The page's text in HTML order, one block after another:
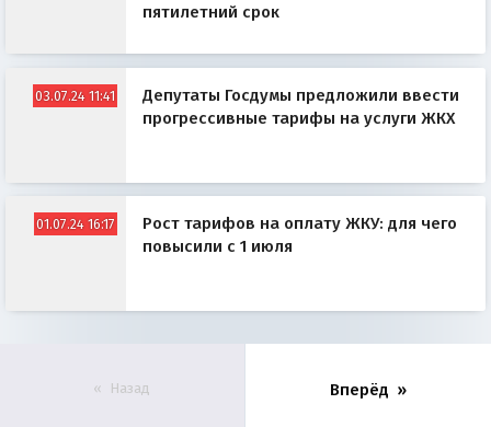
пятилетний срок
03.07.24 11:41
Депутаты Госдумы предложили ввести
прогрессивные тарифы на услуги ЖКХ
01.07.24 16:17
Рост тарифов на оплату ЖКУ: для чего
повысили с 1 июля
Назад Вперёд